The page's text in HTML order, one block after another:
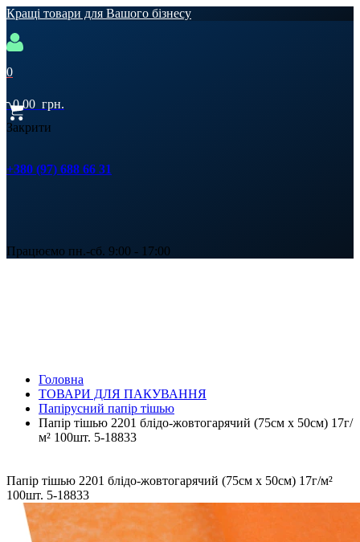
Кращі товари для Вашого бізнесу
0
0,00 грн.
Закрити
+380 (97) 688 66 31
Працюємо пн.-сб. 9:00 - 17:00
Головна
ТОВАРИ ДЛЯ ПАКУВАННЯ
Папірусний папір тішью
Папір тішью 2201 блідо-жовтогарячий (75см х 50см) 17г/
м² 100шт. 5-18833
Папір тішью 2201 блідо-жовтогарячий (75см х 50см) 17г/м²
100шт. 5-18833